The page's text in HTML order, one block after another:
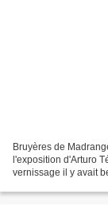
Bruyères de
l'exposition d'Arturo
vernissage il y avait